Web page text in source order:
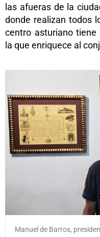
las afueras de la
donde realizan todos
centro asturiano
la que enriquece al
Manuel de Barros,